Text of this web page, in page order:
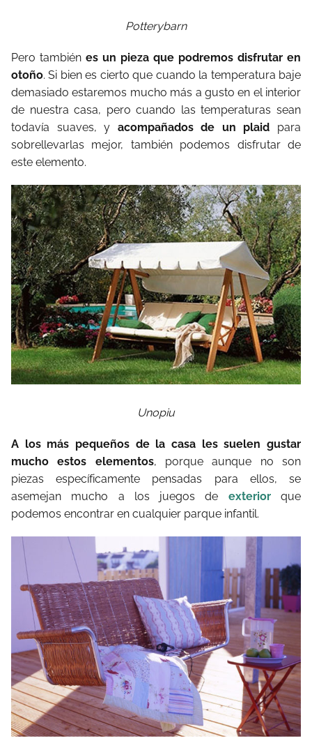
Potterybarn
Pero también es un pieza que podremos disfrutar en
otoño. Si bien es cierto que cuando la temperatura baje
demasiado estaremos mucho más a gusto en el interior
de nuestra casa, pero cuando las temperaturas sean
todavía suaves, y acompañados de un plaid para
sobrellevarlas mejor, también podemos disfrutar de
este elemento.
Unopiu
A los más pequeños de la casa les suelen gustar
mucho estos elementos, porque aunque no son
piezas específicamente pensadas para ellos, se
asemejan mucho a los juegos de exteriorque
podemos encontrar en cualquier parque infantil.